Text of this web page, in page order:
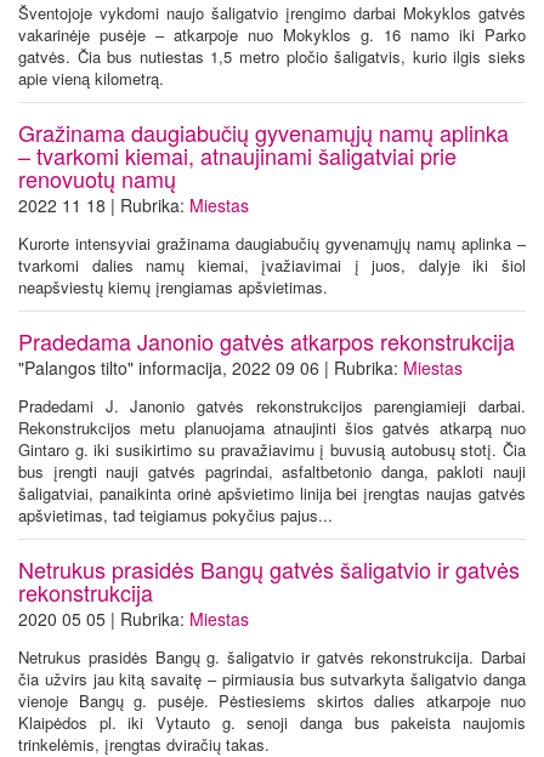
Šventojoje vykdomi naujo šaligatvio įrengimo darbai Mokyklos gatvės
vakarinėje pusėje – atkarpoje nuo Mokyklos g. 16 namo iki Parko
gatvės. Čia bus nutiestas 1,5 metro pločio šaligatvis, kurio ilgis sieks
apie vieną kilometrą.
Gražinama daugiabučių gyvenamųjų namų aplinka
– tvarkomi kiemai, atnaujinami šaligatviai prie
renovuotų namų
2022 11 18 | Rubrika: Miestas
Kurorte intensyviai gražinama daugiabučių gyvenamųjų namų aplinka –
tvarkomi dalies namų kiemai, įvažiavimai į juos, dalyje iki šiol
neapšviestų kiemų įrengiamas apšvietimas.
Pradedama Janonio gatvės atkarpos rekonstrukcija
"Palangos tilto" informacija, 2022 09 06 | Rubrika: Miestas
Pradedami J. Janonio gatvės rekonstrukcijos parengiamieji darbai.
Rekonstrukcijos metu planuojama atnaujinti šios gatvės atkarpą nuo
Gintaro g. iki susikirtimo su pravažiavimu į buvusią autobusų stotį. Čia
bus įrengti nauji gatvės pagrindai, asfaltbetonio danga, pakloti nauji
šaligatviai, panaikinta orinė apšvietimo linija bei įrengtas naujas gatvės
apšvietimas, tad teigiamus pokyčius pajus...
Netrukus prasidės Bangų gatvės šaligatvio ir gatvės
rekonstrukcija
2020 05 05 | Rubrika: Miestas
Netrukus prasidės Bangų g. šaligatvio ir gatvės rekonstrukcija. Darbai
čia užvirs jau kitą savaitę – pirmiausia bus sutvarkyta šaligatvio danga
vienoje Bangų g. pusėje. Pėstiesiems skirtos dalies atkarpoje nuo
Klaipėdos pl. iki Vytauto g. senoji danga bus pakeista naujomis
trinkelėmis, įrengtas dviračių takas.